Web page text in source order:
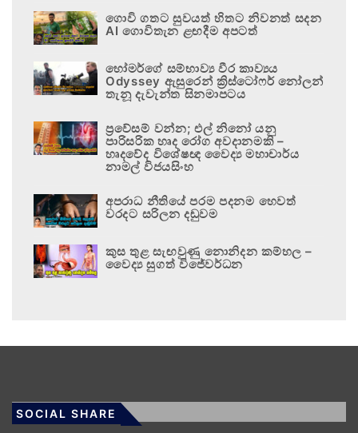
ගොවි ගතට සුවයත් හිතට නිවනත් සදන
AI ගොවිතැන ළඟදීම අපටත්
හෝමර්ගේ සම්භාව්‍ය වීර කාව්‍යය
Odyssey ඇසුරෙන් ක්‍රිස්ටෝෆර් නෝලන්
තැනූ දැවැන්ත සිනමාපටය
ප්‍රවේසම් වන්න; එල් නිනෝ යනු
පාරිසරික හෘද රෝග අවදානමකි –
හෘදවේද විශේෂඥ වෛද්‍ය මහාචාර්ය
නාමල් විජයසිංහ
අපරාධ නීතියේ පරම පදනම හෙවත්
වරදට සරිලන දඬුවම
කුස තුළ සැඟවුණු නොනිදන කම්හල –
වෛද්‍ය සුගත් විජේවර්ධන
SOCIAL SHARE